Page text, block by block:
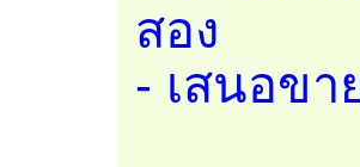
สอง
- เสนอขา